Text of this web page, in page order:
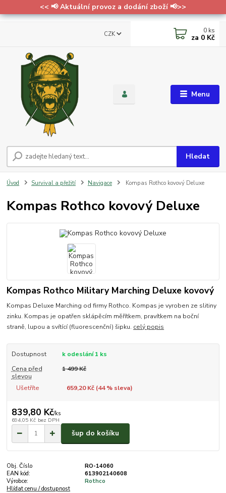
<< 📢 Aktuální provoz a dodání zboží 📢>>
Menu
CZK
Hledat
0 ks
za 0 Kč
Úvod Survival a přežití Navigace Kompas Rothco kovový Deluxe
Kompas Rothco kovový Deluxe
Kompas Rothco Military Marching Deluxe kovový
Kompas Deluxe Marching od firmy Rothco. Kompas je vyroben ze slitiny
zinku. Kompas je opatřen sklápěcím měřítkem, pravítkem na boční
straně, lupou a svítící (fluorescenční) šipku. celý popis
Dostupnost
k odeslání 1 ks
Cena před
slevou
1 499 Kč
Ušetříte 659,20 Kč (44% sleva)
839,80 Kč/ks
694,05 Kč bez DPH
šup do košíku
Obj. Číslo
RO-14060
EAN kód:
613902140608
Výrobce:
Rothco
Hlídat cenu / dostupnost